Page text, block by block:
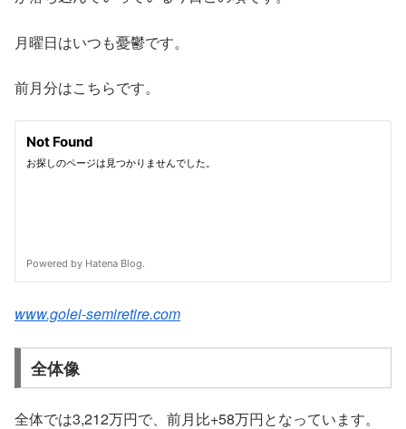
月曜日はいつも憂鬱です。
前月分はこちらです。
www.golei-semiretire.com
全体像
全体では3,212万円で、前月比+58万円となっています。